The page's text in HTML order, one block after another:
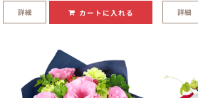
詳細 カートに入れる 詳細